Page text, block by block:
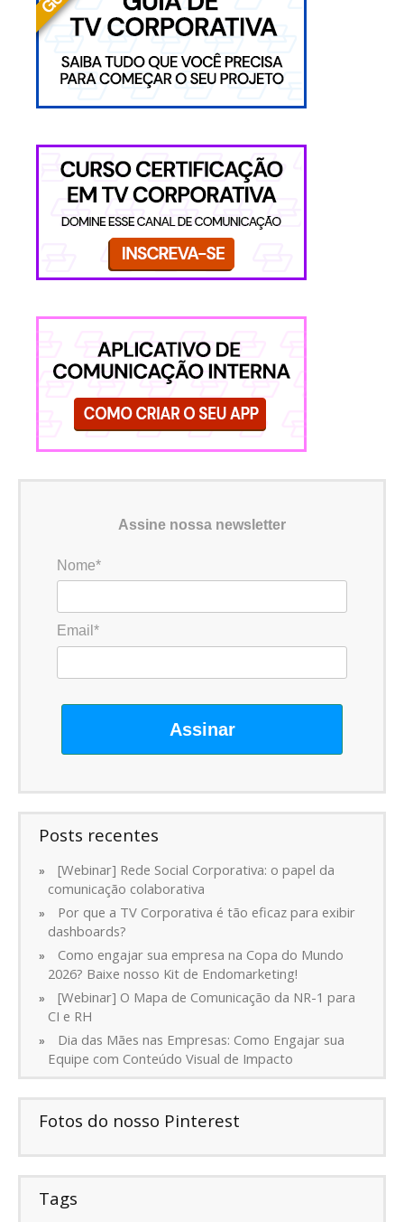
Assine nossa newsletter
Nome*
Email*
Assinar
Posts recentes
[Webinar] Rede Social Corporativa: o papel da
comunicação colaborativa
Por que a TV Corporativa é tão eficaz para exibir
dashboards?
Como engajar sua empresa na Copa do Mundo
2026? Baixe nosso Kit de Endomarketing!
[Webinar] O Mapa de Comunicação da NR-1 para
CI e RH
Dia das Mães nas Empresas: Como Engajar sua
Equipe com Conteúdo Visual de Impacto
Fotos do nosso Pinterest
Tags